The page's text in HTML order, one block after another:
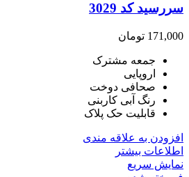
سررسید کد 3029
171,000 تومان
جمعه مشترک
اروپایی
صحافی دوخت
رنگ آبی کاربنی
قابلیت حک پلاک
افزودن به علاقه مندی
اطلاعات بیشتر
نمایش سریع